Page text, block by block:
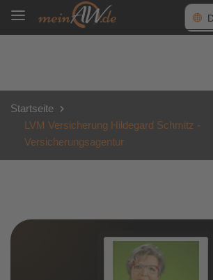
Startseite
LVM Versicherung Hildegard Schmitz -
Versicherungsagentur